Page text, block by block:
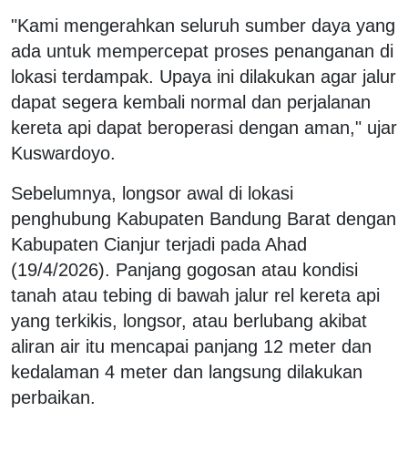
"Kami mengerahkan seluruh sumber daya yang
ada untuk mempercepat proses penanganan di
lokasi terdampak. Upaya ini dilakukan agar jalur
dapat segera kembali normal dan perjalanan
kereta api dapat beroperasi dengan aman," ujar
Kuswardoyo.
Sebelumnya, longsor awal di lokasi
penghubung Kabupaten Bandung Barat dengan
Kabupaten Cianjur terjadi pada Ahad
(19/4/2026). Panjang gogosan atau kondisi
tanah atau tebing di bawah jalur rel kereta api
yang terkikis, longsor, atau berlubang akibat
aliran air itu mencapai panjang 12 meter dan
kedalaman 4 meter dan langsung dilakukan
perbaikan.